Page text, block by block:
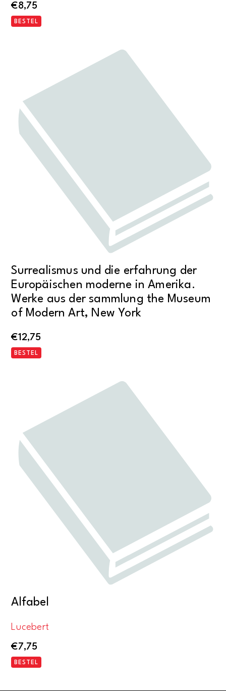
€8,75
BESTEL
Surrealismus und die erfahrung der
Europäischen moderne in Amerika.
Werke aus der sammlung the Museum
of Modern Art, New York
€12,75
BESTEL
Alfabel
Lucebert
€7,75
BESTEL